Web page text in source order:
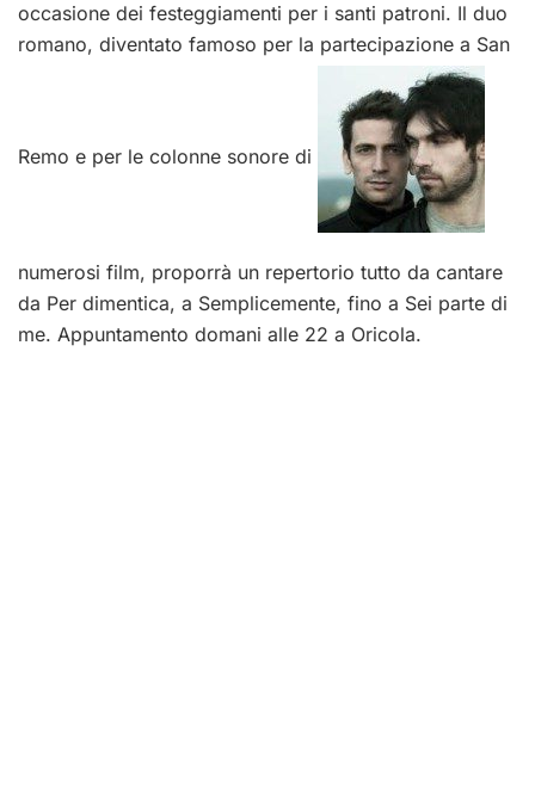
occasione dei festeggiamenti per i santi patroni. Il duo
romano, diventato famoso per la partecipazione a San
Remo e per le colonne sonore di
numerosi film, proporrà un repertorio tutto da cantare
da Per dimentica, a Semplicemente, fino a Sei parte di
me. Appuntamento domani alle 22 a Oricola.